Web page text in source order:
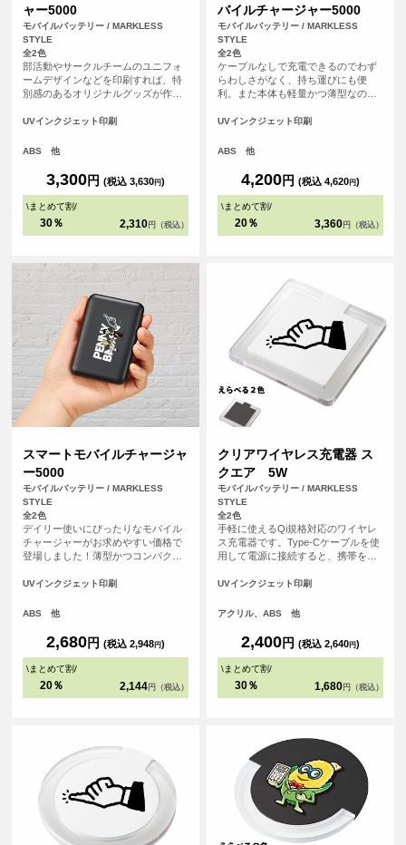
ャー5000
モバイルバッテリー / MARKLESS
STYLE
全2色
部活動やサークルチームのユニフォ
ームデザインなどを印刷すれば、特
別感のあるオリジナルグッズが作れ
周年記念のほか、アーティストの物
アイテムです。
UVインクジェット印刷
ABS 他
3,300円 (税込 3,630円)
\まとめて割/
30％ 2,310 円（税込）
バイルチャージャー5000
モバイルバッテリー / MARKLESS
STYLE
全2色
ケーブルなしで充電できるのでわず
らわしさがなく、持ち運びにも便
利。また本体も軽量かつ薄型なの
さばらず便利なモバイルバッテリー
UVインクジェット印刷
ABS 他
4,200円 (税込 4,620円)
\まとめて割/
20％ 3,360 円（税込）
スマートモバイルチャージャ
ー5000
モバイルバッテリー / MARKLESS
STYLE
全2色
デイリー使いにぴったりなモバイル
チャージャーがお求めやすい価格で
登場しました！薄型かつコンパクト
持ち運びに便利です。側面には残量
に残量の確認ができる仕様です。ま
いるため、2台同時充電も可能です。
<br> ※本製品はケーブルは付属して
おりません。お手持ちのケーブルを
UVインクジェット印刷
ABS 他
2,680円 (税込 2,948円)
\まとめて割/
20％ 2,144 円（税込）
クリアワイヤレス充電器 ス
クエア 5W
モバイルバッテリー / MARKLESS
STYLE
全2色
手軽に使えるQi規格対応のワイヤレ
ス充電器です。Type-Cケーブルを使
用して電源に接続すると、携帯を置
青いライトが輝き、外側のアクリル
美しく彩ります。
UVインクジェット印刷
アクリル、ABS 他
2,400円 (税込 2,640円)
\まとめて割/
30％ 1,680 円（税込）